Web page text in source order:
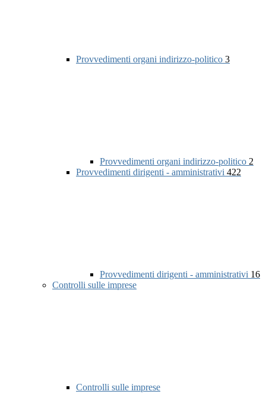
Provvedimenti organi indirizzo-politico 3
Provvedimenti organi indirizzo-politico 2
Provvedimenti dirigenti - amministrativi 422
Provvedimenti dirigenti - amministrativi 16
Controlli sulle imprese
Controlli sulle imprese